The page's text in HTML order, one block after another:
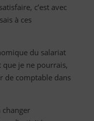
c’est avec
à ces
du salariat
je ne pourrais,
de comptable dans
changer